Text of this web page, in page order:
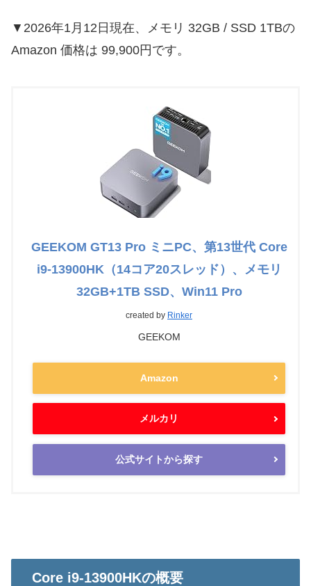
▼2026年1月12日現在、メモリ 32GB / SSD 1TBの
Amazon 価格は 99,900円です。
GEEKOM GT13 Pro ミニPC、第13世代 Core
i9-13900HK（14コア20スレッド）、メモリ
32GB+1TB SSD、Win11 Pro
created by Rinker
GEEKOM
Amazon
メルカリ
公式サイトから探す
Core i9-13900HKの概要